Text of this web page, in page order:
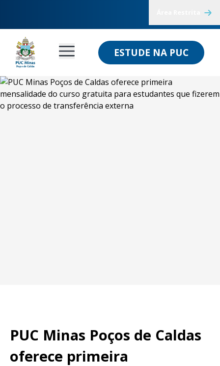
ESTUDE NA PUC
PUC Minas Poços de Caldas
oferece primeira